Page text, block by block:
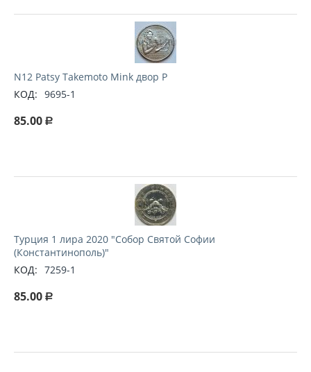
N12 Patsy Takemoto Mink двор P
КОД: 9695-1
85.00 Р
Турция 1 лира 2020 "Собор Святой Софии
(Константинополь)"
КОД: 7259-1
85.00 Р